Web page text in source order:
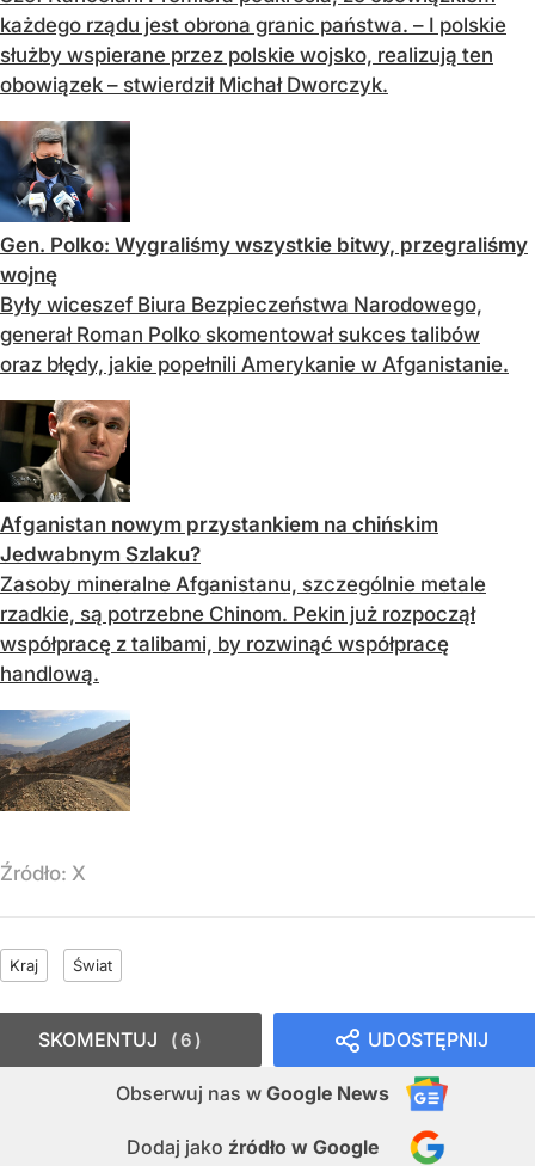
każdego rządu jest obrona granic państwa. – I polskie
służby wspierane przez polskie wojsko, realizują ten
obowiązek – stwierdził Michał Dworczyk.
Gen. Polko: Wygraliśmy wszystkie bitwy, przegraliśmy
wojnę
Były wiceszef Biura Bezpieczeństwa Narodowego,
generał Roman Polko skomentował sukces talibów
oraz błędy, jakie popełnili Amerykanie w Afganistanie.
Afganistan nowym przystankiem na chińskim
Jedwabnym Szlaku?
Zasoby mineralne Afganistanu, szczególnie metale
rzadkie, są potrzebne Chinom. Pekin już rozpoczął
współpracę z talibami, by rozwinąć współpracę
handlową.
Źródło: X
Kraj Świat
UDOSTĘPNIJ
Obserwuj nas w Google News
Dodaj jako źródło w Google
SKOMENTUJ 6